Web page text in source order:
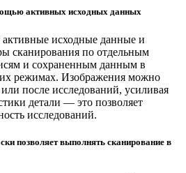
активных исходных данных
исходные данные и
сканирования по отдельным
и сохраненным данным в
режимах. Изображения можно
после исследований, усиливая
детали — это позволяет
исследований.
позволяет выполнять сканирование в